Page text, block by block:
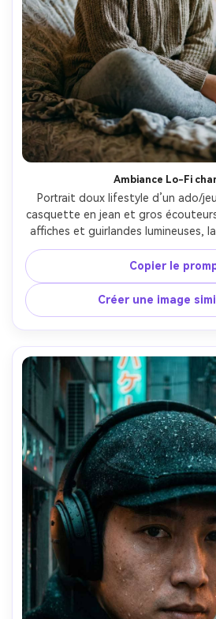
Ambiance Lo-Fi
Portrait doux lifestyle d’un ado/
casquette en jean et gros
affiches et guirlandes lumineuses,
détendu, hoodie et jogging, prise
f/1.8, profondeur de champ
réaliste, humeur lo-fi
Copier le
Créer une image
Créez des
à l’infini.
gratuit!
Créer